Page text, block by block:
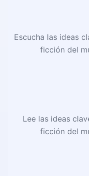
Escucha las ideas
ficción del
Lee las ideas
ficción del